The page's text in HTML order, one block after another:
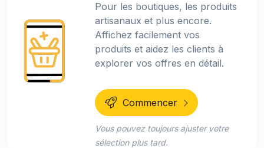
Pour les boutiques, les produits
artisanaux et plus encore.
Affichez facilement vos
produits et aidez les clients à
explorer vos offres en détail.
Commencer
Vous pouvez toujours ajuster votre
sélection plus tard.